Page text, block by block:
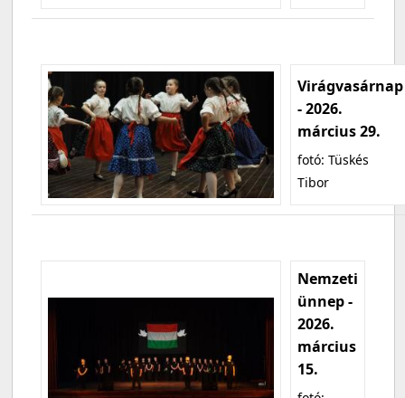
Virágvasárnap
- 2026.
március 29.
fotó: Tüskés
Tibor
Nemzeti
ünnep -
2026.
március
15.